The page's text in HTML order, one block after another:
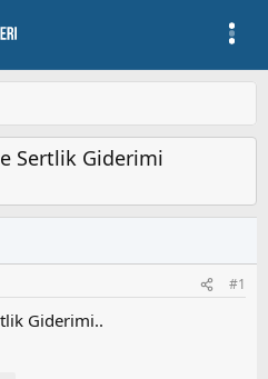
Sertlik Giderimi
#1
Giderimi..